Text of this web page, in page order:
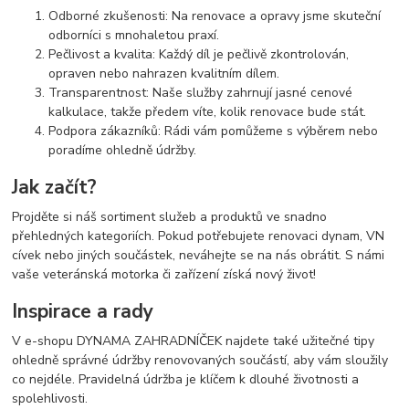
Odborné zkušenosti: Na renovace a opravy jsme skuteční
odborníci s mnohaletou praxí.
Pečlivost a kvalita: Každý díl je pečlivě zkontrolován,
opraven nebo nahrazen kvalitním dílem.
Transparentnost: Naše služby zahrnují jasné cenové
kalkulace, takže předem víte, kolik renovace bude stát.
Podpora zákazníků: Rádi vám pomůžeme s výběrem nebo
poradíme ohledně údržby.
Jak začít?
Projděte si náš sortiment služeb a produktů ve snadno
přehledných kategoriích. Pokud potřebujete renovaci dynam, VN
cívek nebo jiných součástek, neváhejte se na nás obrátit. S námi
vaše veteránská motorka či zařízení získá nový život!
Inspirace a rady
V e-shopu DYNAMA ZAHRADNÍČEK najdete také užitečné tipy
ohledně správné údržby renovovaných součástí, aby vám sloužily
co nejdéle. Pravidelná údržba je klíčem k dlouhé životnosti a
spolehlivosti.